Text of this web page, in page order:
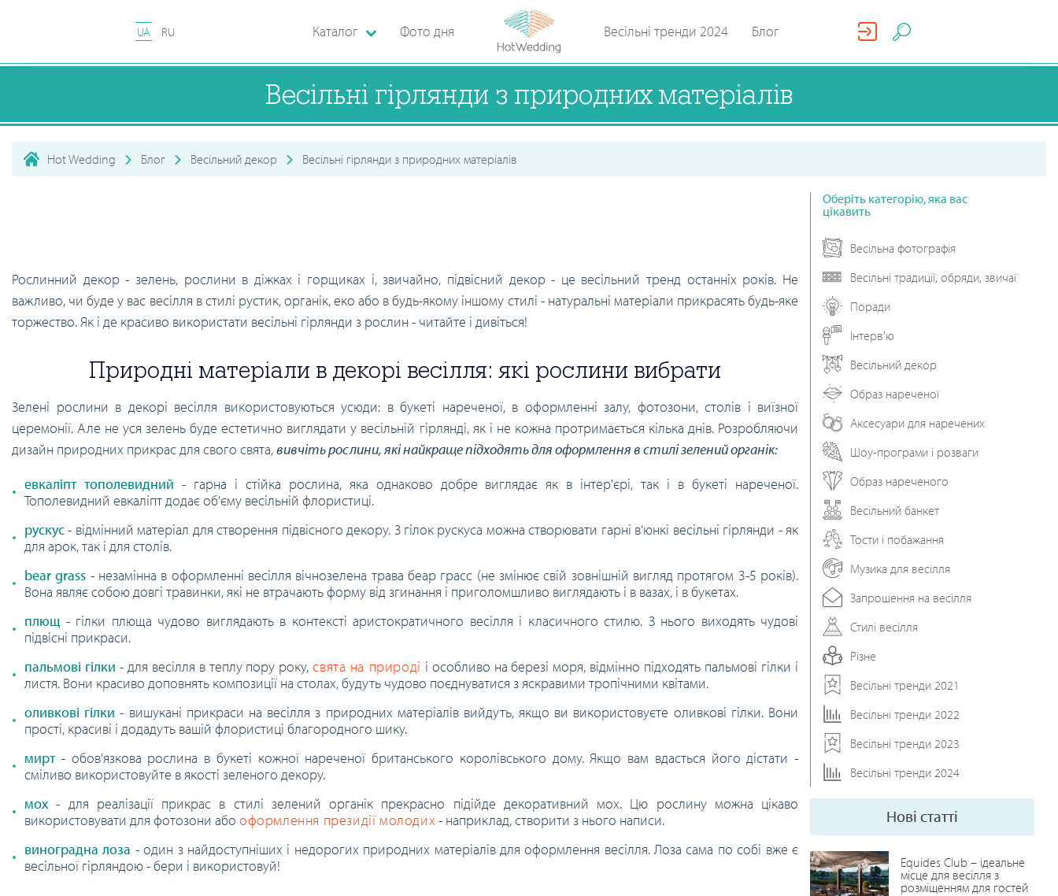
UA RU Каталог Фото дня Весільні тренди 2024 Блог
Весільні гірлянди з природних матеріалів
Hot Wedding Блог Весільний декор Весільні гірлянди з природних матеріалів
Рослинний декор - зелень, рослини в діжках і горщиках і, звичайно, підвісний декор - це весільний тренд останніх років. Не
важливо, чи буде у вас весілля в стилі рустик, органік, еко або в будь-якому іншому стилі - натуральні матеріали прикрасять будь-яке
торжество. Як і де красиво використати весільні гірлянди з рослин - читайте і дивіться!
Природні матеріали в декорі весілля: які рослини вибрати
Зелені рослини в декорі весілля використовуються усюди: в букеті нареченої, в оформленні залу, фотозони, столів і виїзної
церемонії. Але не уся зелень буде естетично виглядати у весільній гірлянді, як і не кожна протримається кілька днів. Розробляючи
дизайн природних прикрас для свого свята,вивчіть рослини, які найкраще підходять для оформлення в стилі зелений органік:
евкаліпт тополевидний - гарна і стійка рослина, яка однаково добре виглядає як в інтер'єрі, так і в букеті нареченої.
Тополевидний евкаліпт додає об'єму весільній флористиці.
рускус- відмінний матеріал для створення підвісного декору. З гілок рускуса можна створювати гарні в’юнкі весільні гірлянди - як
для арок, так і для столів.
bear grass - незамінна в оформленні весілля вічнозелена трава беар грасс (не змінює свій зовнішній вигляд протягом 3-5 років).
Вона являє собою довгі травинки, які не втрачають форму від згинання і приголомшливо виглядають і в вазах, і в букетах.
плющ - гілки плюща чудово виглядають в контексті аристократичного весілля і класичного стилю. З нього виходять чудові
підвісні прикраси.
пальмові гілки - для весілля в теплу пору року,свята на природі і особливо на березі моря, відмінно підходять пальмові гілки і
листя. Вони красиво доповнять композиції на столах, будуть чудово поєднуватися з яскравими тропічними квітами.
оливкові гілки - вишукані прикраси на весілля з природних матеріалів вийдуть, якщо ви використовуєте оливкові гілки. Вони
прості, красиві і додадуть вашій флористиці благородного шику.
мирт- обов'язкова рослина в букеті кожної нареченої британського королівського дому. Якщо вам вдасться його дістати -
сміливо використовуйте в якості зеленого декору.
мох - для реалізації прикрас в стилі зелений органік прекрасно підійде декоративний мох. Цю рослину можна цікаво
використовувати для фотозони або оформлення президії молодих- наприклад, створити з нього написи.
виноградна лоза - один з найдоступніших і недорогих природних матеріалів для оформлення весілля. Лоза сама по собі вже є
весільної гірляндою - бери і використовуй!
Оберіть категорію, яка вас
цікавить
Весільна фотографія
Весільні традиції, обряди, звичаї
Поради
Інтерв'ю
Весільний декор
Образ нареченої
Аксесуари для наречених
Шоу-програми і розваги
Образ нареченого
Весільний банкет
Тости і побажання
Музика для весілля
Запрошення на весілля
Стилі весілля
Різне
Весільні тренди 2021
Весільні тренди 2022
Весільні тренди 2023
Весільні тренди 2024
Нові статті
Equides Club – ідеальне
місце для весілля з
розміщенням для гостей